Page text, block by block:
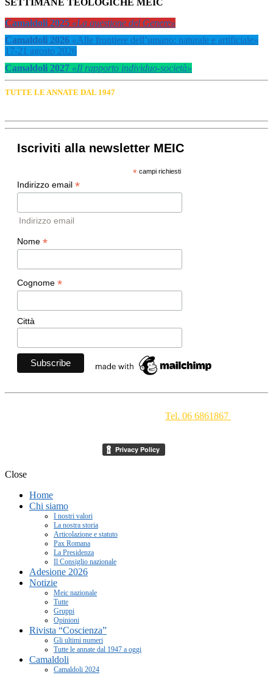
Camaldoli 2025 «La questione del Genere»
Camaldoli 2026 «Alle frontiere dell’umano: naturale e artificiale»
17-21 agosto 2026
Camaldoli 2027 «Il rapporto individuo-società»
TUTTE LE ANNATE DAL 1947
Iscriviti alla newsletter MEIC
*campi richiesti
Indirizzo email *
Indirizzo email
Nome *
Cognome *
Città
Tel. 06 6861867
Close
Home
Chi siamo
I nostri valori
La nostra storia
Articolazione e statuto
Pax Romana
La Presidenza
Il Consiglio nazionale
Adesione 2026
Notizie
Meic nazionale
Tutte
Gruppi
Opinioni
Rivista “Coscienza”
Gli ultimi numeri
Tutte le annate dal 1947 a oggi
Camaldoli
Camaldoli 2024